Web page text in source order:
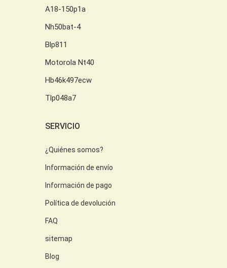
A18-150p1a
Nh50bat-4
Blp811
Motorola Nt40
Hb46k497ecw
Tlp048a7
SERVICIO
¿Quiénes somos?
Información de envío
Información de pago
Política de devolución
FAQ
sitemap
Blog